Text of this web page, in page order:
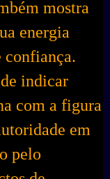
mostra
energia
confiança.
indicar
com a figura
em
pelo